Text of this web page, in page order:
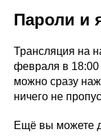
Пароли и
Трансляция на
февраля в
можно сразу
ничего не
Ещё вы можете